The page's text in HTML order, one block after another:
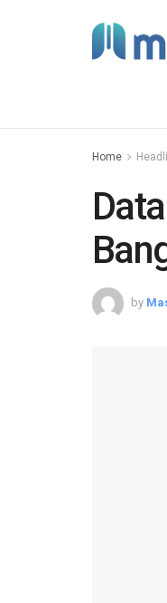
Home
by